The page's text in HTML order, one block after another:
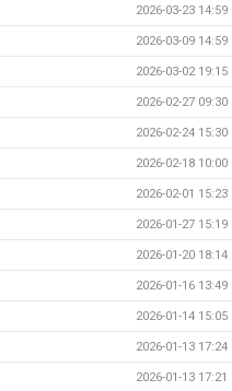
2026-03-23 14:59
2026-03-09 14:59
2026-03-02 19:15
2026-02-27 09:30
2026-02-24 15:30
2026-02-18 10:00
2026-02-01 15:23
2026-01-27 15:19
2026-01-20 18:14
2026-01-16 13:49
2026-01-14 15:05
2026-01-13 17:24
2026-01-13 17:21